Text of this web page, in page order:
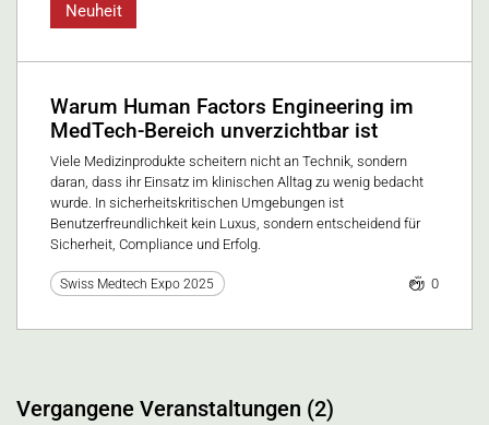
Neuheit
Warum Human Factors Engineering im
MedTech-Bereich unverzichtbar ist
Viele Medizinprodukte scheitern nicht an Technik, sondern
daran, dass ihr Einsatz im klinischen Alltag zu wenig bedacht
wurde. In sicherheitskritischen Umgebungen ist
Benutzerfreundlichkeit kein Luxus, sondern entscheidend für
Sicherheit, Compliance und Erfolg.
Swiss Medtech Expo 2025 0
Vergangene Veranstaltungen (2)